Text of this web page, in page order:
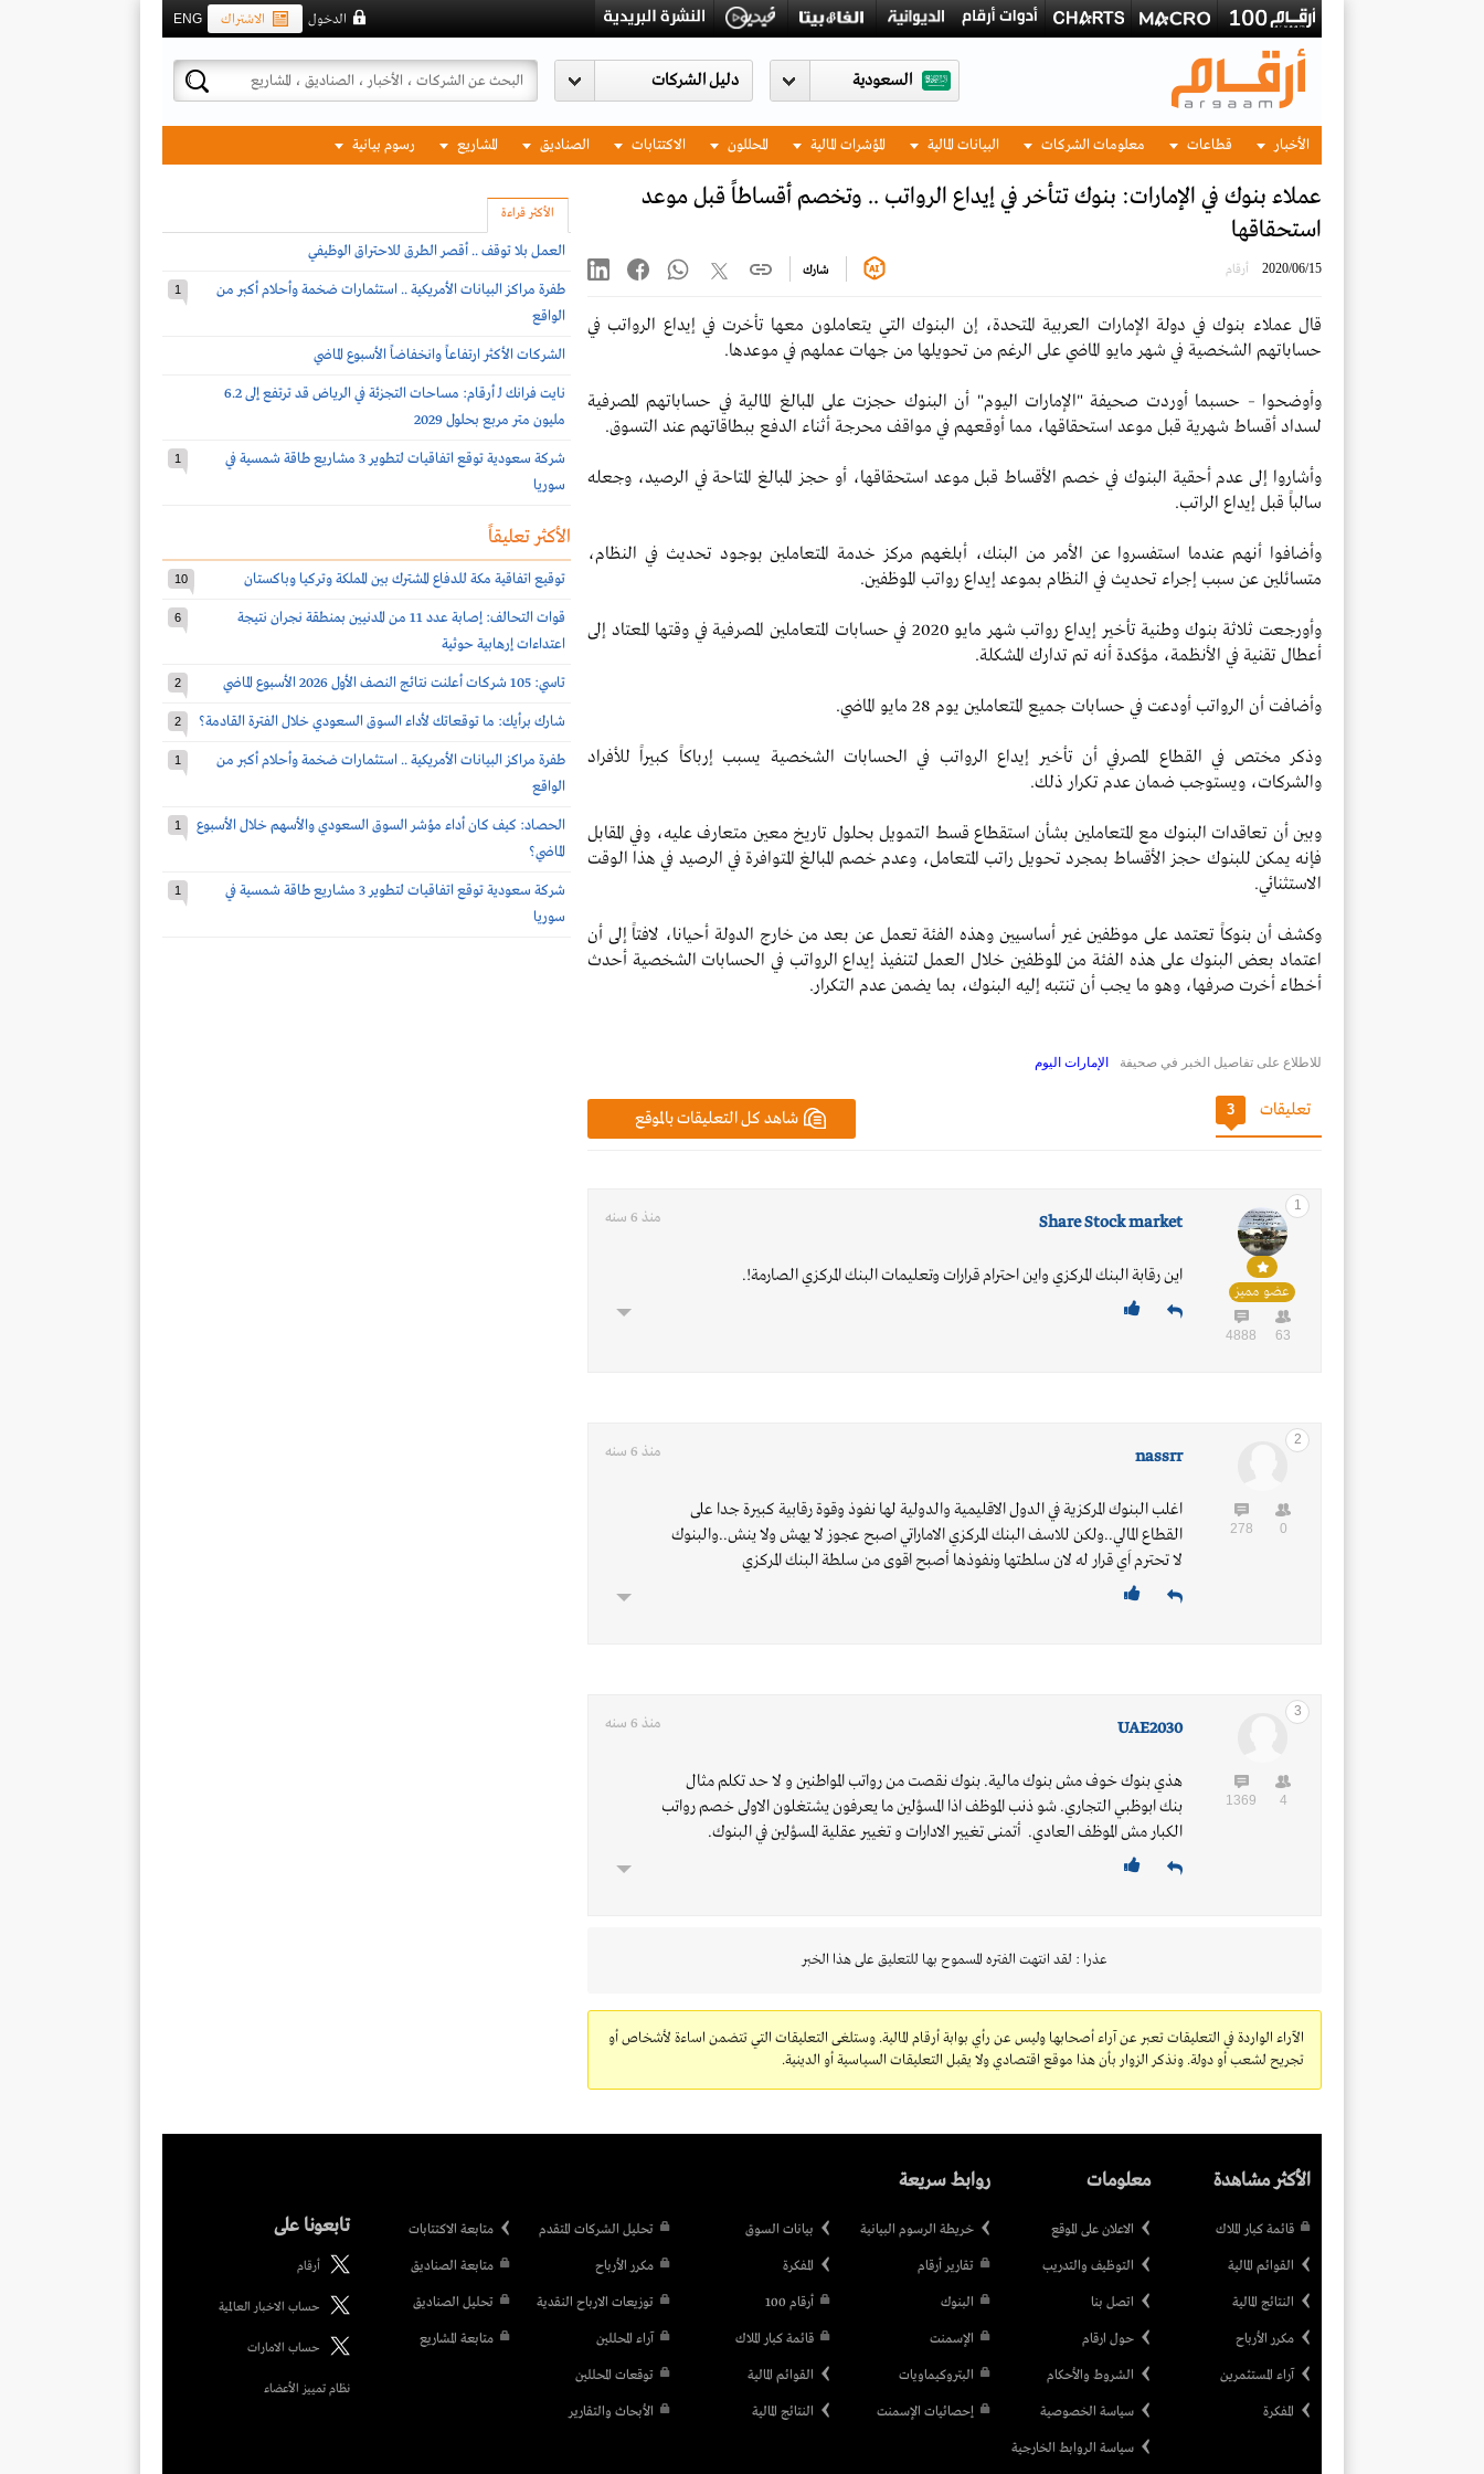
ENG الاشتراك الدخول
السعودية
الأخبار قطاعات معلومات الشركات البيانات المالية المؤشرات المالية المحللون الاكتتابات الصناديق المشاريع رسوم بيانية
عملاء بنوك في الإمارات: بنوك تتأخر في إيداع الرواتب .. وتخصم أقساطاً قبل موعد
استحقاقها
2020/06/15 أرقام شارك
قال عملاء بنوك في دولة الإمارات العربية المتحدة، إن البنوك التي يتعاملون معها تأخرت في إيداع الرواتب في
حساباتهم الشخصية في شهر مايو الماضي على الرغم من تحويلها من جهات عملهم في موعدها.
وأوضحوا – حسبما أوردت صحيفة "الإمارات اليوم" أن البنوك حجزت على المبالغ المالية في حساباتهم المصرفية
لسداد أقساط شهرية قبل موعد استحقاقها، مما أوقعهم في مواقف محرجة أثناء الدفع ببطاقاتهم عند التسوق.
وأشاروا إلى عدم أحقية البنوك في خصم الأقساط قبل موعد استحقاقها، أو حجز المبالغ المتاحة في الرصيد، وجعله
سالباً قبل إيداع الراتب.
وأضافوا أنهم عندما استفسروا عن الأمر من البنك، أبلغهم مركز خدمة المتعاملين بوجود تحديث في النظام،
متسائلين عن سبب إجراء تحديث في النظام بموعد إيداع رواتب الموظفين.
وأورجعت ثلاثة بنوك وطنية تأخير إيداع رواتب شهر مايو 2020 في حسابات المتعاملين المصرفية في وقتها المعتاد إلى
أعطال تقنية في الأنظمة، مؤكدة أنه تم تدارك المشكلة.
وأضافت أن الرواتب أودعت في حسابات جميع المتعاملين يوم 28 مايو الماضي.
وذكر مختص في القطاع المصرفي أن تأخير إيداع الرواتب في الحسابات الشخصية يسبب إرباكاً كبيراً للأفراد
والشركات، ويستوجب ضمان عدم تكرار ذلك.
وبين أن تعاقدات البنوك مع المتعاملين بشأن استقطاع قسط التمويل بحلول تاريخ معين متعارف عليه، وفي المقابل
فإنه يمكن للبنوك حجز الأقساط بمجرد تحويل راتب المتعامل، وعدم خصم المبالغ المتوافرة في الرصيد في هذا الوقت
الاستثنائي.
وكشف أن بنوكاً تعتمد على موظفين غير أساسيين وهذه الفئة تعمل عن بعد من خارج الدولة أحيانا، لافتاً إلى أن
اعتماد بعض البنوك على هذه الفئة من الموظفين خلال العمل لتنفيذ إيداع الرواتب في الحسابات الشخصية أحدث
أخطاء أخرت صرفها، وهو ما يجب أن تنتبه إليه البنوك، بما يضمن عدم التكرار.
للاطلاع على تفاصيل الخبر في صحيفة الإمارات اليوم
شاهد كل التعليقات بالموقع تعليقات 3
1
عضو مميز
63
4888
Share Stock market منذ 6 سنه
اين رقابة البنك المركزي واين احترام قرارات وتعليمات البنك المركزي الصارمة!.
2
0
278
nassrr منذ 6 سنه
اغلب البنوك المركزية في الدول الاقليمية والدولية لها نفوذ وقوة رقابية كبيرة جدا على
القطاع المالي..ولكن للاسف البنك المركزي الاماراتي اصبح عجوز لا يهش ولا ينش..والبنوك
لا تحترم اَي قرار له لان سلطتها ونفوذها أصبح اقوى من سلطة البنك المركزي
3
4
1369
UAE2030 منذ 6 سنه
هذي بنوك خوف مش بنوك مالية. بنوك نقصت من رواتب المواطنين و لا حد تكلم مثال
بنك ابوظبي التجاري. شو ذنب الموظف اذا المسؤلين ما يعرفون يشتغلون الاولى خصم رواتب
الكبار مش الموظف العادي. أتمنى تغيير الادارات و تغيير عقلية المسؤلين في البنوك.
عذرا : لقد انتهت الفتره المسموح بها للتعليق على هذا الخبر
الآراء الواردة في التعليقات تعبر عن آراء أصحابها وليس عن رأي بوابة أرقام المالية. وستلغى التعليقات التي تتضمن اساءة لأشخاص أو
تجريح لشعب أو دولة. ونذكر الزوار بأن هذا موقع اقتصادي ولا يقبل التعليقات السياسية أو الدينية.
الأكثر قراءة
العمل بلا توقف .. أقصر الطرق للاحتراق الوظيفي
طفرة مراكز البيانات الأمريكية .. استثمارات ضخمة وأحلام أكبر من
الواقع
1
الشركات الأكثر ارتفاعاً وانخفاضاً الأسبوع الماضي
نايت فرانك لـ أرقام: مساحات التجزئة في الرياض قد ترتفع إلى 6.2
مليون متر مربع بحلول 2029
شركة سعودية توقع اتفاقيات لتطوير 3 مشاريع طاقة شمسية في
سوريا
1
الأكثر تعليقاً
توقيع اتفاقية مكة للدفاع المشترك بين المملكة وتركيا وباكستان 10
قوات التحالف: إصابة عدد 11 من المدنيين بمنطقة نجران نتيجة
اعتداءات إرهابية حوثية
6
تاسي: 105 شركات أعلنت نتائج النصف الأول 2026 الأسبوع الماضي 2
شارك برأيك: ما توقعاتك لأداء السوق السعودي خلال الفترة القادمة؟ 2
طفرة مراكز البيانات الأمريكية .. استثمارات ضخمة وأحلام أكبر من
الواقع
1
الحصاد: كيف كان أداء مؤشر السوق السعودي والأسهم خلال الأسبوع
الماضي؟
1
شركة سعودية توقع اتفاقيات لتطوير 3 مشاريع طاقة شمسية في
سوريا
1
الأكثر مشاهدة
قائمة كبار الملاك
القوائم المالية
النتائج المالية
مكرر الأرباح
آراء المستثمرين
المفكرة
معلومات
الاعلان على الموقع
التوظيف والتدريب
اتصل بنا
حول ارقام
الشروط والأحكام
سياسة الخصوصية
سياسة الروابط الخارجية
روابط سريعة
خريطة الرسوم البيانية
تقارير أرقام
البنوك
الإسمنت
البتروكيماويات
إحصائيات الإسمنت
بيانات السوق
المفكرة
أرقام 100
قائمة كبار الملاك
القوائم المالية
النتائج المالية
تحليل الشركات المتقدم
مكرر الأرباح
توزيعات الارباح النقدية
آراء المحللين
توقعات المحللين
الأبحاث والتقارير
متابعة الاكتتابات
متابعة الصناديق
تحليل الصناديق
متابعة المشاريع
تابعونا على
أرقام
حساب الاخبار العالمية
حساب الامارات
نظام تمييز الأعضاء